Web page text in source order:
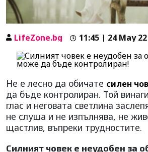
LifeZone.bg 11:45 | 24 May 22
Не е лесно да обичате силен
да бъде контролиран. Той
глас и неговата светлина
не слуша и не изпълнява, не
щастлив, въпреки трудностите.
Силният човек е неудобен за